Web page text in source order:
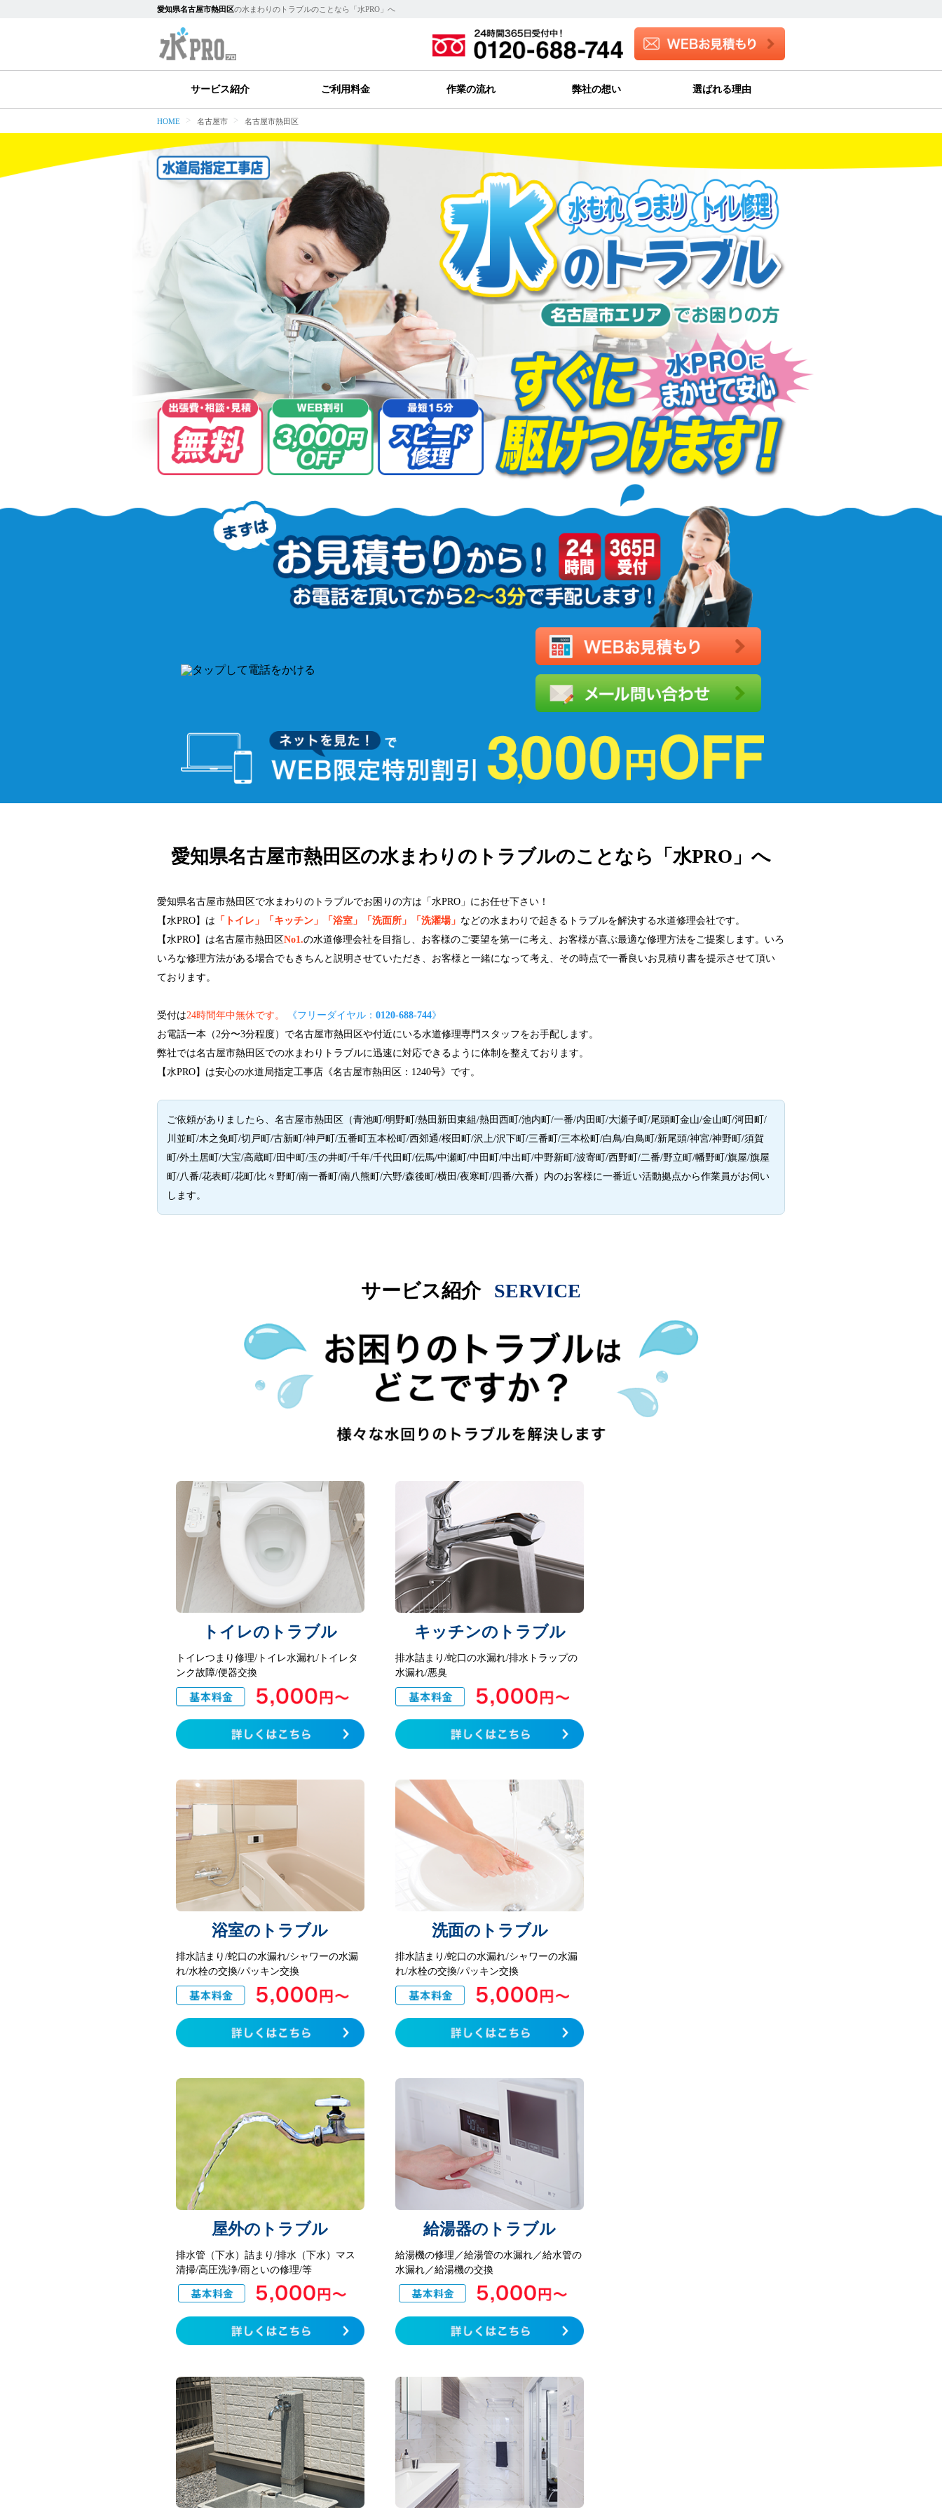
愛知県名古屋市熱田区の水まわりのトラブルのことなら「水PRO」へ
サービス紹介 ご利用料金 作業の流れ 弊社の想い 選ばれる理由
HOME 名古屋市 名古屋市熱田区
愛知県名古屋市熱田区の水まわりの トラブルのことなら「水PRO」へ
愛知県名古屋市熱田区で水まわりのトラブルでお困りの方は「水PRO」にお任せ下さい！
【水PRO】は 「トイレ」「キッチン」「浴室」「洗面所」「洗濯場」 などの水まわりで起きるトラブルを解決する水道修理会社です。
【水PRO】は名古屋市熱田区No1.の水道修理会社を目指し、お客様のご要望を第一に考え、お客様が喜ぶ最適な修理方法をご提案します。いろ
いろな修理方法がある場合でもきちんと説明させていただき、お客様と一緒になって考え、その時点で一番良いお見積り書を提示させて頂い
ております。
受付は24時間年中無休です。 《フリーダイヤル：0120-688-744》
お電話一本（2分〜3分程度）で名古屋市熱田区や付近にいる水道修理専門スタッフをお手配します。
弊社では名古屋市熱田区での水まわりトラブルに迅速に対応できるように体制を整えております。
【水PRO】は安心の水道局指定工事店《名古屋市熱田区：1240号》です。
ご依頼がありましたら、名古屋市熱田区（青池町/明野町/熱田新田東組/熱田西町/池内町/一番/内田町/大瀬子町/尾頭町金山/金山町/河田町/
川並町/木之免町/切戸町/古新町/神戸町/五番町五本松町/西郊通/桜田町/沢上/沢下町/三番町/三本松町/白鳥/白鳥町/新尾頭/神宮/神野町/須賀
町/外土居町/大宝/高蔵町/田中町/玉の井町/千年/千代田町/伝馬/中瀬町/中田町/中出町/中野新町/波寄町/西野町/二番/野立町/幡野町/旗屋/旗屋
町/八番/花表町/花町/比々野町/南一番町/南八熊町/六野/森後町/横田/夜寒町/四番/六番）内のお客様に一番近い活動拠点から作業員がお伺い
します。
サービス紹介 SERVICE
トイレのトラブル
トイレつまり修理/トイレ水漏れ/トイレタ
ンク故障/便器交換
キッチンのトラブル
排水詰まり/蛇口の水漏れ/排水トラップの
水漏れ/悪臭
浴室のトラブル
排水詰まり/蛇口の水漏れ/シャワーの水漏
れ/水栓の交換/パッキン交換
洗面のトラブル
排水詰まり/蛇口の水漏れ/シャワーの水漏
れ/水栓の交換/パッキン交換
屋外のトラブル
排水管（下水）詰まり/排水（下水）マス
清掃/高圧洗浄/雨といの修理/等
給湯器のトラブル
給湯機の修理／給湯管の水漏れ／給水管の
水漏れ／給湯機の交換